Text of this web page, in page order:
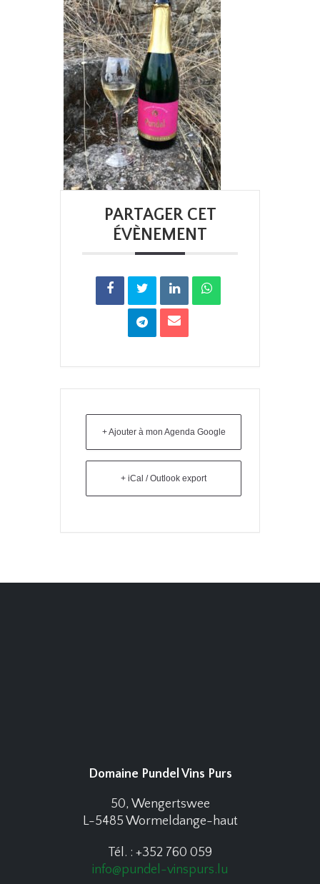
PARTAGER CET
ÉVÈNEMENT
+ Ajouter à mon Agenda Google
+ iCal / Outlook export
Domaine Pundel Vins Purs
50, Wengertswee
L-5485 Wormeldange-haut
Tél. : +352 760 059
info@pundel-vinspurs.lu